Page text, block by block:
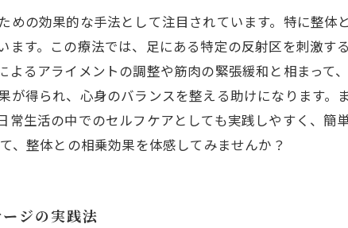
めの効果的な手法として注目されています。特に整
ます。この療法では、足にある特定の反射区を刺激
るアライメントの調整や筋肉の緊張緩和と相まって
が得られ、心身のバランスを整える助けになります
常生活の中でのセルフケアとしても実践しやすく、簡
、整体との相乗効果を体感してみませんか？
ジの実践法